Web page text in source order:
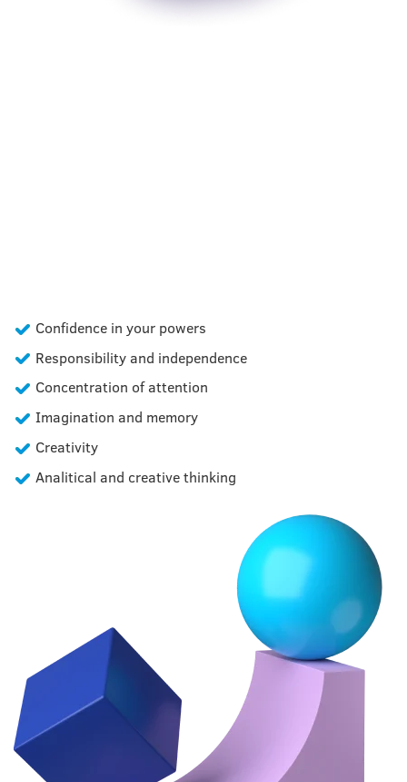
Confidence in your powers
Responsibility and independence
Concentration of attention
Imagination and memory
Creativity
Analitical and creative thinking